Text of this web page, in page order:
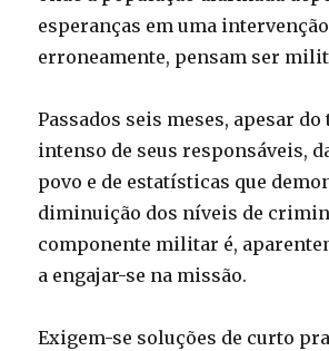
esperanças em uma
erroneamente, pensam ser
Passados seis meses, apesar
intenso de seus responsáveis,
povo e de estatísticas que
diminuição dos níveis de
componente militar é,
a engajar-se na missão.
Exigem-se soluções de curto